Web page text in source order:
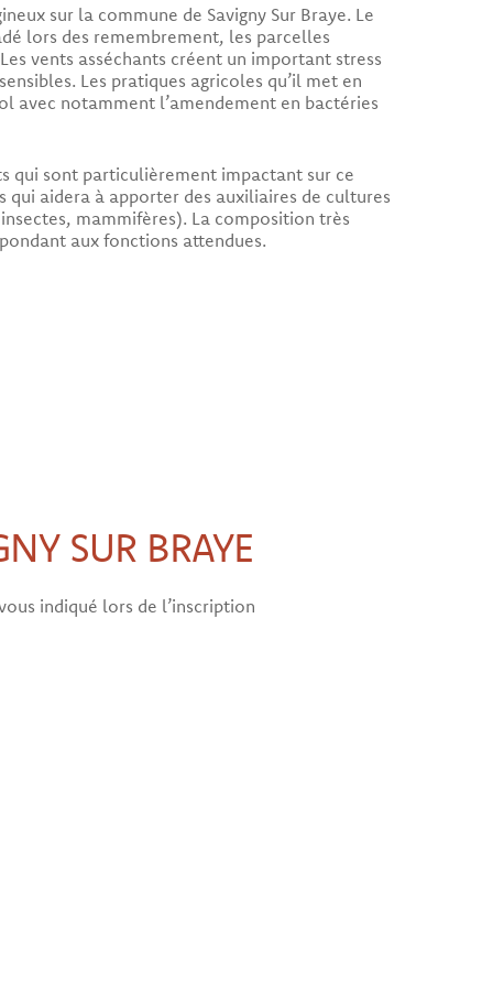
sur la commune de Savigny Sur Braye. Le
lors des remembrement, les parcelles
vents asséchants créent un important stress
Les pratiques agricoles qu’il met en
avec notamment l’amendement en bactéries
qui sont particulièrement impactant sur ce
aidera à apporter des auxiliaires de cultures
mammifères). La composition très
aux fonctions attendues.
SUR BRAYE
indiqué lors de l’inscription